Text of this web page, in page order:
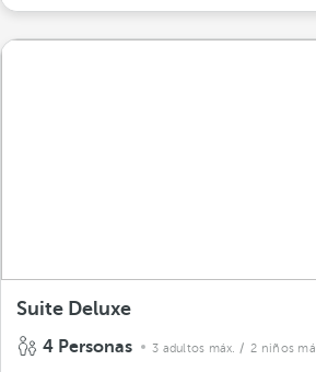
Suite Deluxe
4 Personas
3 adultos máx. / 2 niños